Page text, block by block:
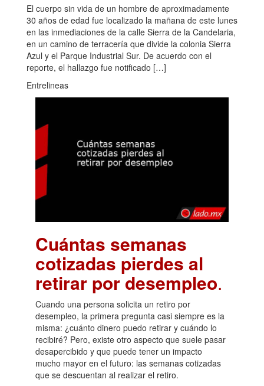
El cuerpo sin vida de un hombre de aproximadamente
30 años de edad fue localizado la mañana de este lunes
en las inmediaciones de la calle Sierra de la Candelaria,
en un camino de terracería que divide la colonia Sierra
Azul y el Parque Industrial Sur. De acuerdo con el
reporte, el hallazgo fue notificado […]
Entrelineas
Cuántas semanas
cotizadas pierdes al
retirar por desempleo.
Cuando una persona solicita un retiro por
desempleo, la primera pregunta casi siempre es la
misma: ¿cuánto dinero puedo retirar y cuándo lo
recibiré? Pero, existe otro aspecto que suele pasar
desapercibido y que puede tener un impacto
mucho mayor en el futuro: las semanas cotizadas
que se descuentan al realizar el retiro.